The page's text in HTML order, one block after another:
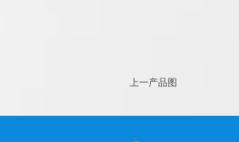
上一产品图